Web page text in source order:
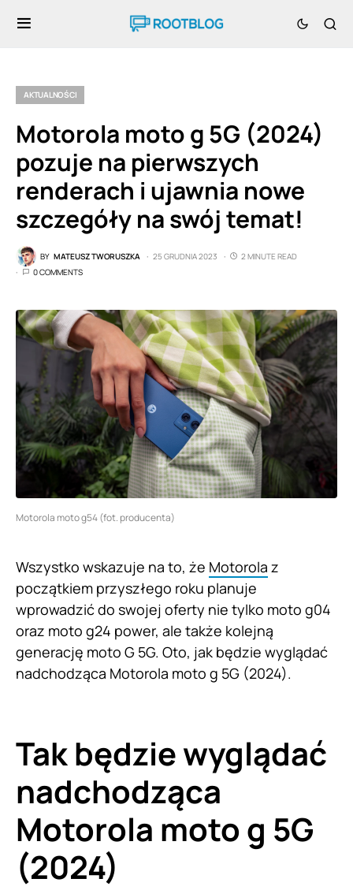
AKTUALNOŚCI
Motorola moto g 5G (2024)
pozuje na pierwszych
renderach i ujawnia nowe
szczegóły na swój temat!
BY MATEUSZ TWORUSZKA 25 GRUDNIA 2023
2 MINUTE READ
0 COMMENTS
Motorola moto g54 (fot. producenta)
Wszystko wskazuje na to, że Motorola z
początkiem przyszłego roku planuje
wprowadzić do swojej oferty nie tylko moto g04
oraz moto g24 power, ale także kolejną
generację moto G 5G. Oto, jak będzie wyglądać
nadchodząca Motorola moto g 5G (2024).
Tak będzie wyglądać
nadchodząca
Motorola moto g 5G
(2024)